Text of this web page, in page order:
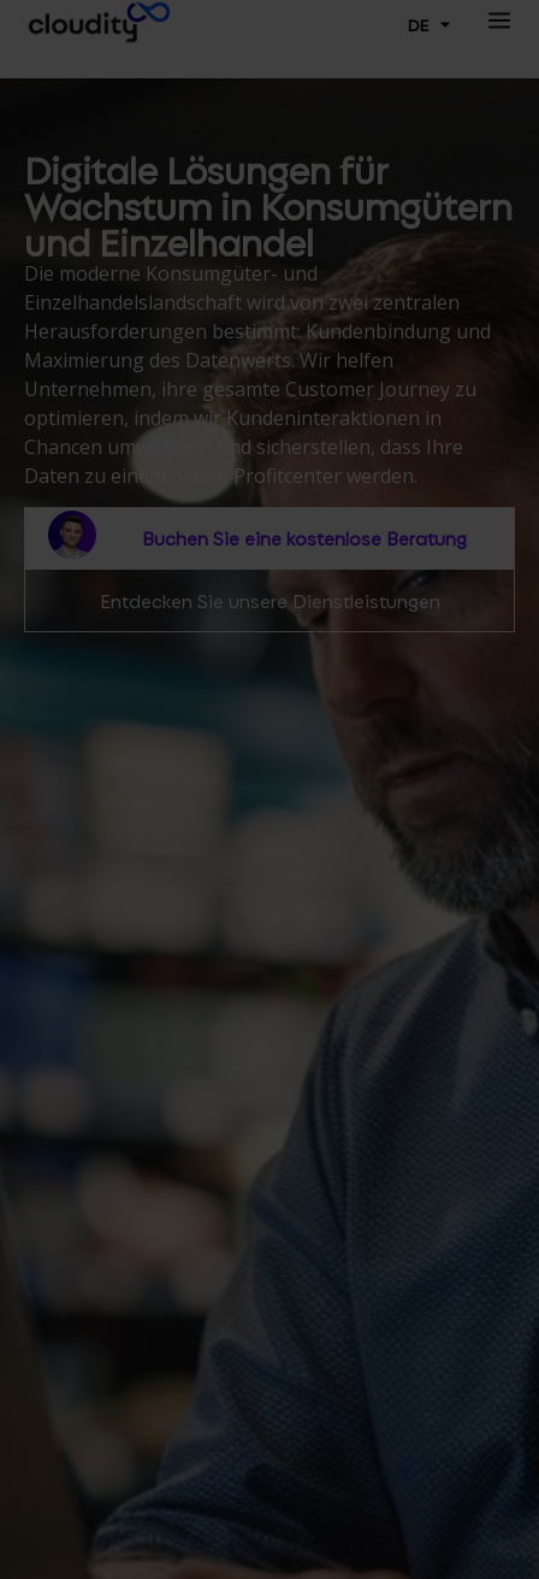
DE
Digitale Lösungen für
Wachstum in Konsumgütern
und Einzelhandel
Die moderne Konsumgüter- und
Einzelhandelslandschaft wird von zwei zentralen
Herausforderungen bestimmt: Kundenbindung und
Maximierung des Datenwerts. Wir helfen
Unternehmen, ihre gesamte Customer Journey zu
optimieren, indem wir Kundeninteraktionen in
Chancen umwandeln
und sicherstellen, dass Ihre
Daten zu einem neuen Profitcenter werden.
Buchen Sie eine kostenlose Beratung
Entdecken Sie unsere Dienstleistungen